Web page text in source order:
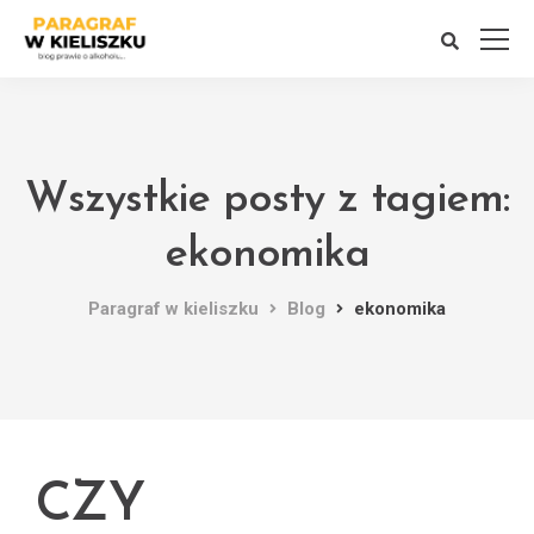
Wszystkie posty z tagiem:
ekonomika
Paragraf w kieliszku Blog ekonomika
CZY